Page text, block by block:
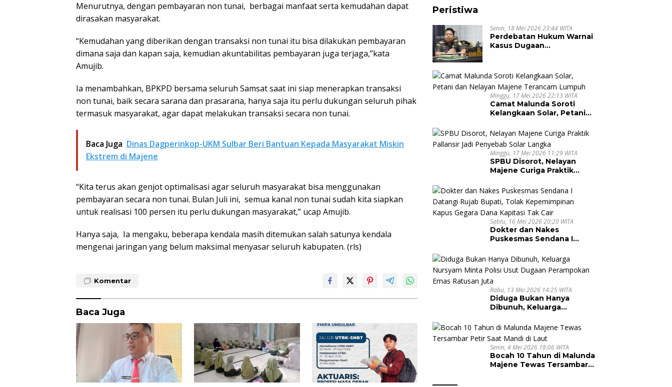
Menurutnya, dengan pembayaran non tunai, berbagai manfaat serta kemudahan dapat
dirasakan masyarakat.
“Kemudahan yang diberikan dengan transaksi non tunai itu bisa dilakukan pembayaran
dimana saja dan kapan saja, kemudian akuntabilitas pembayaran juga terjaga,”kata
Amujib.
Ia menambahkan, BPKPD bersama seluruh Samsat saat ini siap menerapkan transaksi
non tunai, baik secara sarana dan prasarana, hanya saja itu perlu dukungan seluruh pihak
termasuk masyarakat, agar dapat melakukan transaksi secara non tunai.
Baca Juga Dinas Dagperinkop-UKM Sulbar Beri Bantuan Kepada Masyarakat Miskin
Ekstrem di Majene
“Kita terus akan genjot optimalisasi agar seluruh masyarakat bisa menggunakan
pembayaran secara non tunai. Bulan Juli ini, semua kanal non tunai sudah kita siapkan
untuk realisasi 100 persen itu perlu dukungan masyarakat,” ucap Amujib.
Hanya saja, Ia mengaku, beberapa kendala masih ditemukan salah satunya kendala
mengenai jaringan yang belum maksimal menyasar seluruh kabupaten. (rls)
Komentar
Baca Juga
Peristiwa
Senin, 18 Mei 2026 23:44 WITA
Perdebatan Hukum Warnai
Kasus Dugaan
Minggu, 17 Mei 2026 22:13 WITA
Camat Malunda Soroti
Kelangkaan Solar, Petani
Terancam Lumpuh
Minggu, 17 Mei 2026 11:29 WITA
SPBU Disorot, Nelayan
Majene Curiga Praktik
Solar Langka
Sabtu, 16 Mei 2026 20:20 WITA
Dokter dan Nakes
Puskesmas Sendana I
Tolak Kepemimpinan
Kapus Gegara Dana
Kapitasi Tak Cair
Rabu, 13 Mei 2026 14:25 WITA
Diduga Bukan Hanya
Dibunuh, Keluarga
Dugaan Perampokan Emas
Ratusan Juta
Senin, 4 Mei 2026 18:06 WITA
Bocah 10 Tahun di Malunda
Majene Tewas Tersambar